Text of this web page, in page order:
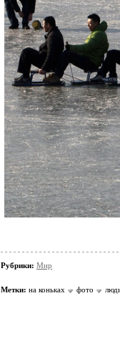
Рубрики: Мир
Метки: на коньках фото